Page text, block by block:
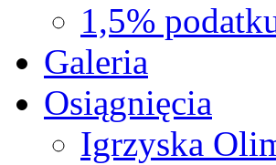
1,5%
Galeria
Osiągnięcia
Igrzyska